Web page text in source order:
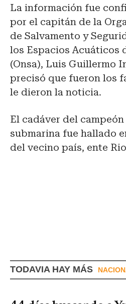
La información fue
por el capitán de la
de Salvamento y
los Espacios Acuáticos
(Onsa), Luis Guillermo
precisó que fueron los
le dieron la noticia.
El cadáver del
submarina fue hallado
del vecino país, ente
TODAVIA HAY MÁS